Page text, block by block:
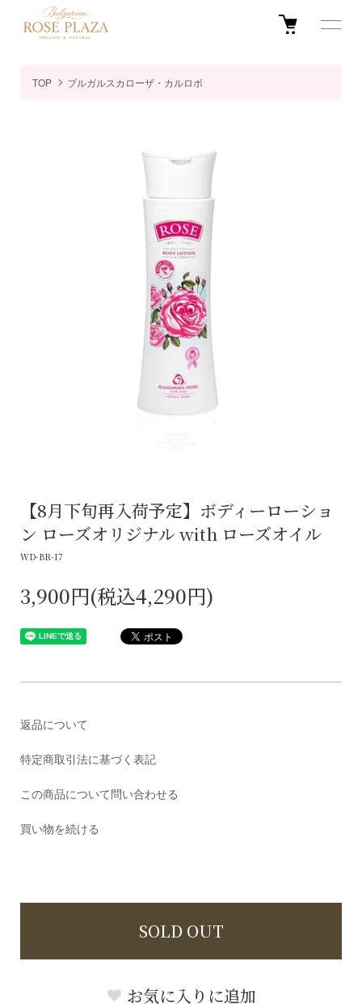
TOP ブルガルスカローザ・カルロボ
【8月下旬再入荷予定】ボディーローショ
ン ローズオリジナル with ローズオイル
WD-BR-17
3,900円(税込4,290円)
返品について
特定商取引法に基づく表記
この商品について問い合わせる
買い物を続ける
SOLD OUT
お気に入りに追加